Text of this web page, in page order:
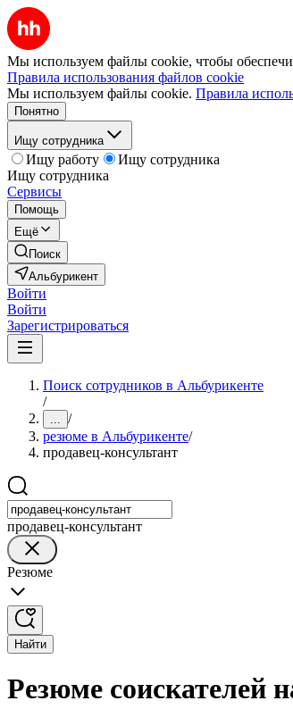
Мы используем файлы cookie, чтобы
Правила использования файлов cookie
Мы используем файлы cookie. Правила
Понятно
Ищу сотрудника
Ищу работу
Ищу сотрудника
Ищу сотрудника
Сервисы
Помощь
Ещё
Поиск
Альбурикент
Войти
Войти
Зарегистрироваться
Поиск сотрудников в Альбурикенте
/
... /
резюме в Альбурикенте/
продавец-консультант
продавец-консультант
Резюме
Найти
Резюме соискателей